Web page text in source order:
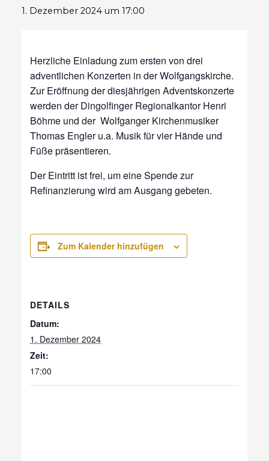
1. Dezember 2024 um 17:00
Herzliche Einladung zum ersten von drei
adventlichen Konzerten in der Wolfgangskirche.
Zur Eröffnung der diesjährigen Adventskonzerte
werden der Dingolfinger Regionalkantor Henri
Böhme und der Wolfganger Kirchenmusiker
Thomas Engler u.a. Musik für vier Hände und
Füße präsentieren.
Der Eintritt ist frei, um eine Spende zur
Refinanzierung wird am Ausgang gebeten.
Zum Kalender hinzufügen
DETAILS
Datum:
1. Dezember 2024
Zeit:
17:00